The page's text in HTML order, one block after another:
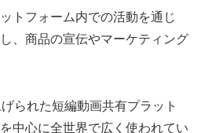
トフォーム内での活動を通じ
、商品の宣伝やマーケティング
られた短編動画共有プラット
中心に全世界で広く使われてい